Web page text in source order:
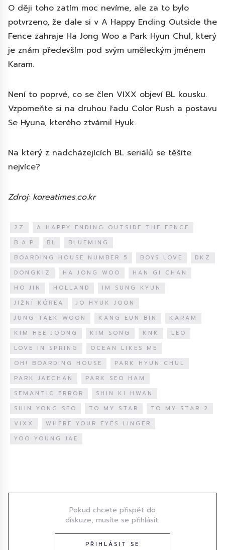
O ději toho zatím moc nevíme, ale za to bylo
potvrzeno, že dale si v A Happy Ending Outside the
Fence zahraje Ha Jong Woo a Park Hyun Chul, který
je znám především pod svým uměleckým jménem
Karam.
Není to poprvé, co se člen VIXX objeví BL kousku.
Vzpomeňte si na druhou řadu Color Rush a postavu
Se Hyuna, kterého ztvárnil Hyuk.
Na který z nadcházejících BL seriálů se těšíte
nejvíce?
Zdroj: koreatimes.co.kr
2Z
A HAPPY ENDING OUTSIDE THE FENCE
B.A.P
BL
BLUEMING
BOARDING HOUSE NUMBER 5
BOYS LOVE
DKZ
DONGKIZ
HA JONG WOO
HAN GI CHAN
HO JIN
HOLLAND
IM SUNG KYUN
JIŽNÍ KÓREA
JO HYUK JOON
JUNG TAEK WOON
KANG EUN BIN
KARAM
KIM HEE JOONG
KIM SONG KNK
LEO
LOVE IN SPRING
OCEAN LIKES ME
OH! BOARDING HOUSE
PARK HYUN CHUL
PARK JAECHAN
PARK SEO HAM
SEMANTIC ERROR
SHIN KI HWAN
SHIN YONG SEO
TO MY STAR
TO MY STAR 2
VIXX
WHERE YOUR EYES LINGER
YOO YOUNG JAE
Pokud chcete přispět do
diskuze, musíte se přihlásit.
PŘIHLÁSIT SE